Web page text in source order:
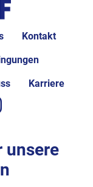
Kontakt
Karriere
instagram
unsere